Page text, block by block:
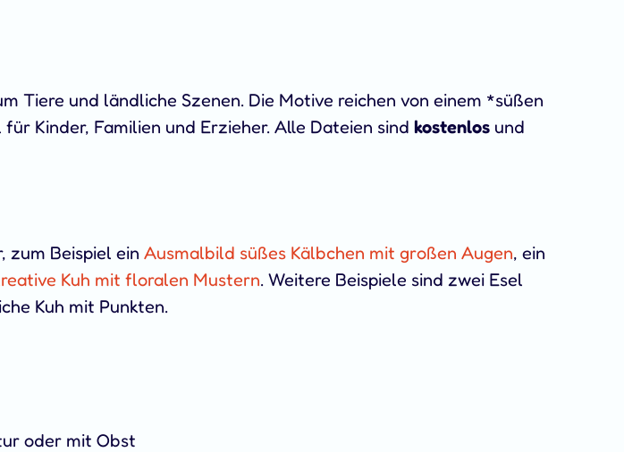
Tiere und ländliche Szenen. Die Motive reichen von einem *süßen
Kinder, Familien und Erzieher. Alle Dateien sind kostenlos und
zum Beispiel ein Ausmalbild süßes Kälbchen mit großen Augen, ein
Kuh mit floralen Mustern. Weitere Beispiele sind zwei Esel
Kuh mit Punkten.
oder mit Obst